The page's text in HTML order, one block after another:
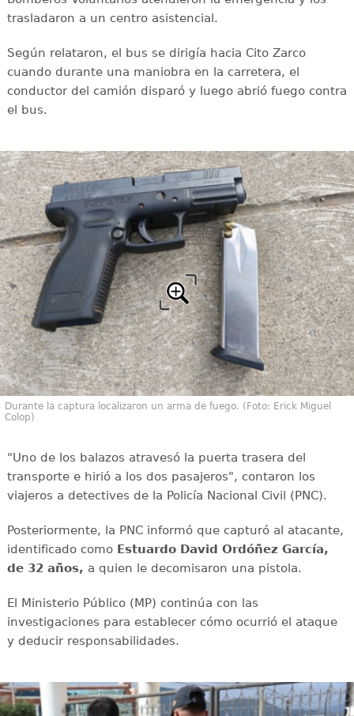
trasladaron a un centro asistencial.
Según relataron, el bus se dirigía hacia Cito Zarco
cuando durante una maniobra en la carretera, el
conductor del camión disparó y luego abrió fuego contra
el bus.
Durante la captura localizaron un arma de fuego. (Foto: Erick Miguel
Colop)
"Uno de los balazos atravesó la puerta trasera del
transporte e hirió a los dos pasajeros", contaron los
viajeros a detectives de la Policía Nacional Civil (PNC).
Posteriormente, la PNC informó que capturó al atacante,
identificado como Estuardo David Ordóñez García,
de 32 años, a quien le decomisaron una pistola.
El Ministerio Público (MP) continúa con las
investigaciones para establecer cómo ocurrió el ataque
y deducir responsabilidades.